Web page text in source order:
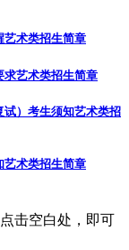
艺术类招生简章
求艺术类招生简章
试）考生须知艺术类招
艺术类招生简章
击空白处，即可